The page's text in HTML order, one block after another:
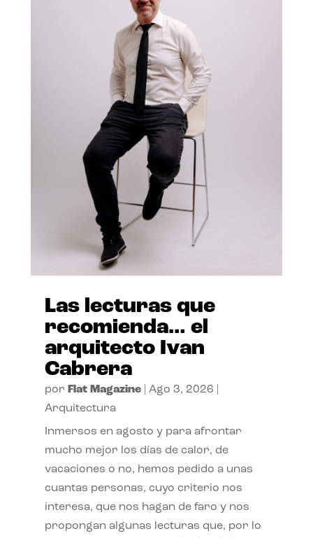
Las lecturas que
recomienda… el
arquitecto Ivan
Cabrera
por Flat Magazine| Ago 3, 2026
Arquitectura
Inmersos en agosto y para afrontar
mucho mejor los días de calor, de
vacaciones o no, hemos pedido a unas
cuantas personas, cuyo criterio nos
interesa, que nos hagan de faro y nos
propongan algunas lecturas que, por lo